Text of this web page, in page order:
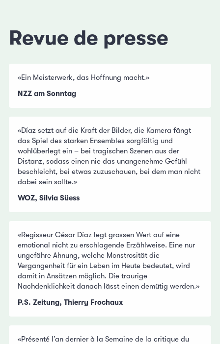
Revue de presse
«Ein Meisterwerk, das Hoffnung macht.»
NZZ am Sonntag
«Díaz setzt auf die Kraft der Bilder, die Kamera fängt
das Spiel des starken Ensembles sorgfältig und
wohlüberlegt ein – bei tragischen Szenen aus der
Distanz, sodass einen nie das unangenehme Gefühl
beschleicht, bei etwas zuzuschauen, bei dem man nicht
dabei sein sollte.»
WOZ, Silvia Süess
«Regisseur César Díaz legt grossen Wert auf eine
emotional nicht zu erschlagende Erzählweise. Eine nur
ungefähre Ahnung, welche Monstrosität die
Vergangenheit für ein Leben im Heute bedeutet, wird
damit in Ansätzen möglich. Die traurige
Nachdenklichkeit danach lässt einen demütig werden.»
P.S. Zeitung, Thierry Frochaux
«Présenté l’an dernier à la Semaine de la critique du